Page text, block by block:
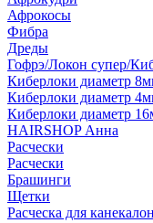
Афрокосы
Фибра
Дреды
Гофрэ/Локон супер/
Киберлоки диаметр
Киберлоки диаметр
Киберлоки диаметр
HAIRSHOP Анна
Расчески
Расчески
Брашинги
Щетки
Расческа для